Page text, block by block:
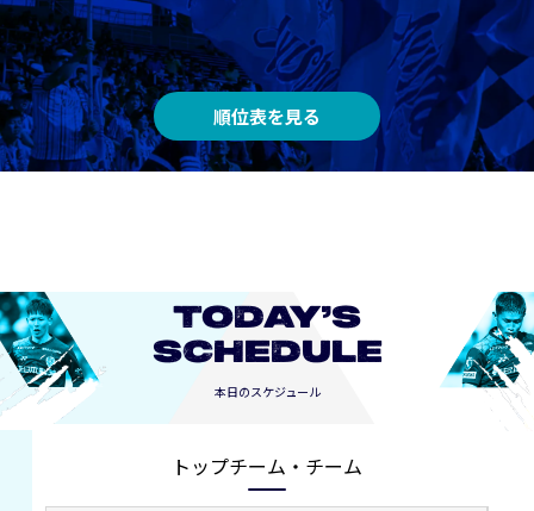
順位表を見る
TODAY’S
SCHEDULE
本日のスケジュール
トップチーム・チーム